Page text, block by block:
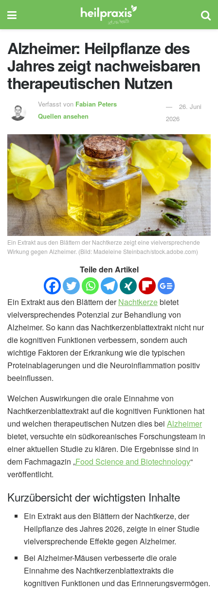
Alzheimer: Heilpflanze des
Jahres zeigt nachweisbaren
therapeutischen Nutzen
Verfasst von Fabian Peters
Quellen ansehen
26. Juni
2026
Ein Extrakt aus den Blättern der Nachtkerze zeigt eine vielversprechende
Wirkung gegen Alzheimer. (Bild: Madeleine Steinbach/stock.adobe.com)
Teile den Artikel
Ein Extrakt aus den Blättern derNachtkerzebietet
vielversprechendes Potenzial zur Behandlung von
Alzheimer. So kann das Nachtkerzenblattextrakt nicht nur
die kognitiven Funktionen verbessern, sondern auch
wichtige Faktoren der Erkrankung wie die typischen
Proteinablagerungen und die Neuroinflammation positiv
beeinflussen.
Welchen Auswirkungen die orale Einnahme von
Nachtkerzenblattextrakt auf die kognitiven Funktionen hat
und welchen therapeutischen Nutzen dies bei Alzheimer
bietet, versuchte ein südkoreanisches Forschungsteam in
einer aktuellen Studie zu klären. Die Ergebnisse sind in
dem Fachmagazin „Food Science and Biotechnology“
veröffentlicht.
Kurzübersicht der wichtigsten Inhalte
Ein Extrakt aus den Blättern der Nachtkerze, der
Heilpflanze des Jahres 2026, zeigte in einer Studie
vielversprechende Effekte gegen Alzheimer.
Bei Alzheimer-Mäusen verbesserte die orale
Einnahme des Nachtkerzenblattextrakts die
kognitiven Funktionen und das Erinnerungsvermögen.